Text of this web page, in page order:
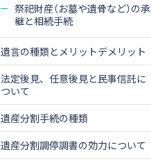
祭祀財産（お墓や遺骨など）の承
継と相続手続
遺言の種類とメリットデメリット
法定後見、任意後見と民事信託に
ついて
遺産分割手続の種類
遺産分割調停調書の効力について